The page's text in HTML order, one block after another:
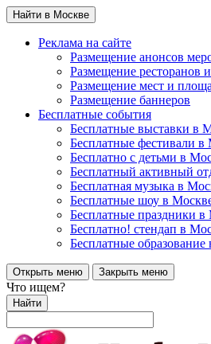
Найти в Москве
Реклама на сайте
Размещение анонсов
Размещение ресторанов
Размещение мест и
Размещение баннеров
Бесплатные события
Бесплатные выставки в
Бесплатные фестивали в
Бесплатно с детьми в
Бесплатный активный
Бесплатная музыка в
Бесплатные шоу в
Бесплатные праздники в
Бесплатно! стендап в
Бесплатные
Открыть меню Закрыть меню
Что ищем?
Найти